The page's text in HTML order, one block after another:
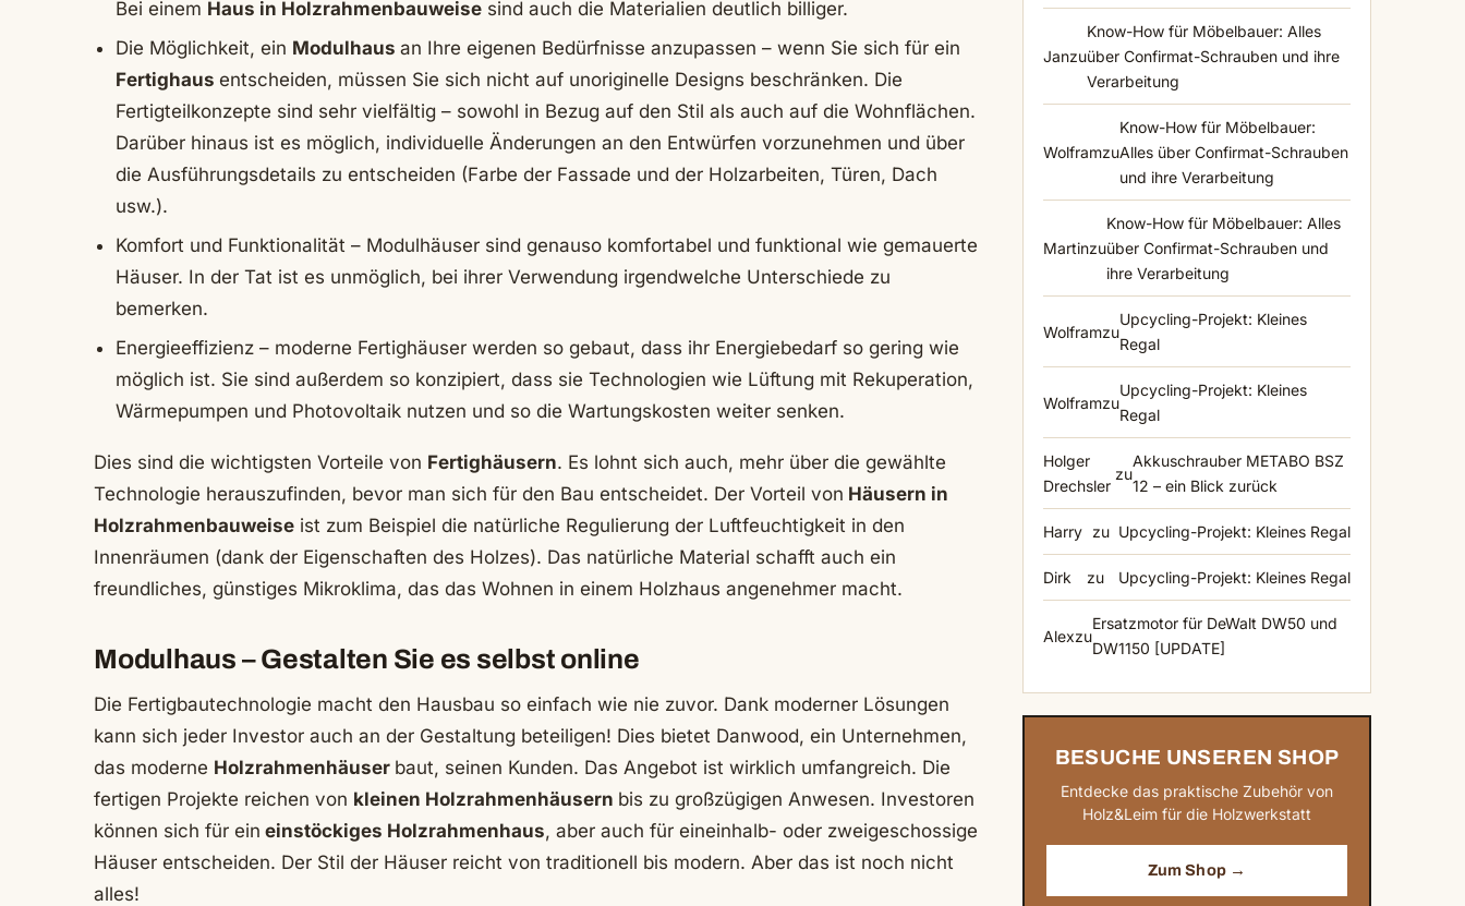
Bei einem Haus in Holzrahmenbauweise sind auch die Materialien deutlich billiger.
Die Möglichkeit, ein Modulhaus an Ihre eigenen Bedürfnisse anzupassen – wenn Sie sich für ein
Fertighaus entscheiden, müssen Sie sich nicht auf unoriginelle Designs beschränken. Die
Fertigteilkonzepte sind sehr vielfältig – sowohl in Bezug auf den Stil als auch auf die Wohnflächen.
Darüber hinaus ist es möglich, individuelle Änderungen an den Entwürfen vorzunehmen und über
die Ausführungsdetails zu entscheiden (Farbe der Fassade und der Holzarbeiten, Türen, Dach
usw.).
Komfort und Funktionalität – Modulhäuser sind genauso komfortabel und funktional wie gemauerte
Häuser. In der Tat ist es unmöglich, bei ihrer Verwendung irgendwelche Unterschiede zu
bemerken.
Energieeffizienz – moderne Fertighäuser werden so gebaut, dass ihr Energiebedarf so gering wie
möglich ist. Sie sind außerdem so konzipiert, dass sie Technologien wie Lüftung mit Rekuperation,
Wärmepumpen und Photovoltaik nutzen und so die Wartungskosten weiter senken.
Dies sind die wichtigsten Vorteile von Fertighäusern. Es lohnt sich auch, mehr über die gewählte
Technologie herauszufinden, bevor man sich für den Bau entscheidet. Der Vorteil von Häusern in
Holzrahmenbauweise ist zum Beispiel die natürliche Regulierung der Luftfeuchtigkeit in den
Innenräumen (dank der Eigenschaften des Holzes). Das natürliche Material schafft auch ein
freundliches, günstiges Mikroklima, das das Wohnen in einem Holzhaus angenehmer macht.
Modulhaus – Gestalten Sie es selbst online
Die Fertigbautechnologie macht den Hausbau so einfach wie nie zuvor. Dank moderner Lösungen
kann sich jeder Investor auch an der Gestaltung beteiligen! Dies bietet Danwood, ein Unternehmen,
das moderne Holzrahmenhäuser baut, seinen Kunden. Das Angebot ist wirklich umfangreich. Die
fertigen Projekte reichen von kleinen Holzrahmenhäusern bis zu großzügigen Anwesen. Investoren
können sich für ein einstöckiges Holzrahmenhaus, aber auch für eineinhalb- oder zweigeschossige
Häuser entscheiden. Der Stil der Häuser reicht von traditionell bis modern. Aber das ist noch nicht
alles!
Janzu
Know-How für Möbelbauer: Alles
über Confirmat-Schrauben und ihre
Verarbeitung
Wolframzu
Know-How für Möbelbauer:
Alles über Confirmat-Schrauben
und ihre Verarbeitung
Martinzu
Know-How für Möbelbauer: Alles
über Confirmat-Schrauben und
ihre Verarbeitung
Wolframzu
Upcycling-Projekt: Kleines
Regal
Wolframzu
Upcycling-Projekt: Kleines
Regal
Holger
Drechsler
zu
Akkuschrauber METABO BSZ
12 – ein Blick zurück
Harry zu Upcycling-Projekt: Kleines Regal
Dirk zu Upcycling-Projekt: Kleines Regal
Alexzu
Ersatzmotor für DeWalt DW50 und
DW1150 [UPDATE]
BESUCHE UNSEREN SHOP
Entdecke das praktische Zubehör von
Holz&Leim für die Holzwerkstatt
Zum Shop →